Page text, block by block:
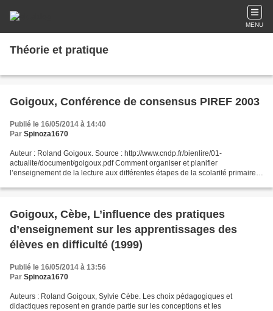
MENU
Théorie et pratique
Goigoux, Conférence de consensus PIREF 2003
Publié le 16/05/2014 à 14:40
Par Spinoza1670
Auteur : Roland Goigoux. Source : http://www.cndp.fr/bienlire/01-
actualite/document/goigoux.pdf Comment organiser et planifier
l’enseignement de la lecture aux différentes étapes de la scolarité primaire ?
Goigoux, Cèbe, L’influence des pratiques
d’enseignement sur les apprentissages des
élèves en difficulté (1999)
Publié le 16/05/2014 à 13:56
Par Spinoza1670
Auteurs : Roland Goigoux, Sylvie Cèbe. Les choix pédagogiques et
didactiques reposent en grande partie sur les conceptions et les